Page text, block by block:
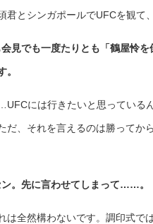
君とシンガポールでUFCを観て
見でも一度たりとも「鶴屋怜
。
には行きたいと思ってい
だ、それを言えるのは勝ってか
。先に言わせてしまって……。
は全然構わないです。調印式